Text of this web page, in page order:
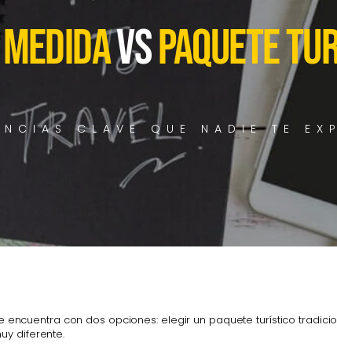
VSPAQUETE
CLAVE QUE NADIE TE
con dos opciones: elegir un paquete turístico
diferente.